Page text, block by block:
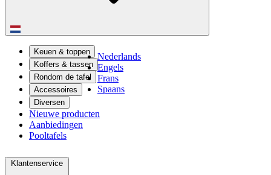
Nederlands
Engels
Frans
Spaans
Keuen & toppen
Koffers & tassen
Rondom de tafel
Accessoires
Diversen
Nieuwe producten
Aanbiedingen
Pooltafels
Klantenservice